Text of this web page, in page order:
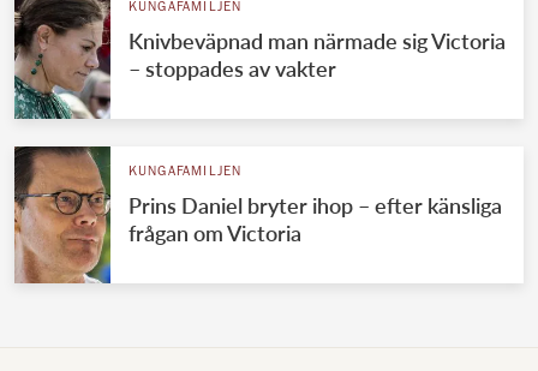
KUNGAFAMILJEN
Knivbeväpnad man närmade sig Victoria
– stoppades av vakter
KUNGAFAMILJEN
Prins Daniel bryter ihop – efter känsliga
frågan om Victoria